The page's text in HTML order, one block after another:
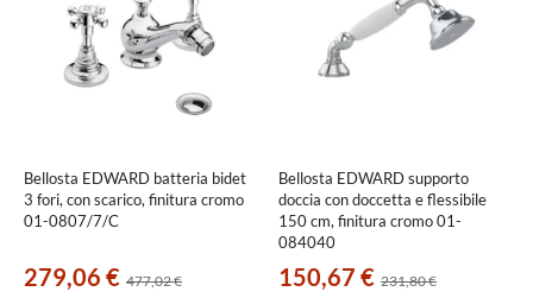
Bellosta EDWARD batteria bidet
3 fori, con scarico, finitura cromo
01-0807/7/C
279,06 € 477,02 €
Bellosta EDWARD supporto
doccia con doccetta e flessibile
150 cm, finitura cromo 01-
084040
150,67 € 231,80 €